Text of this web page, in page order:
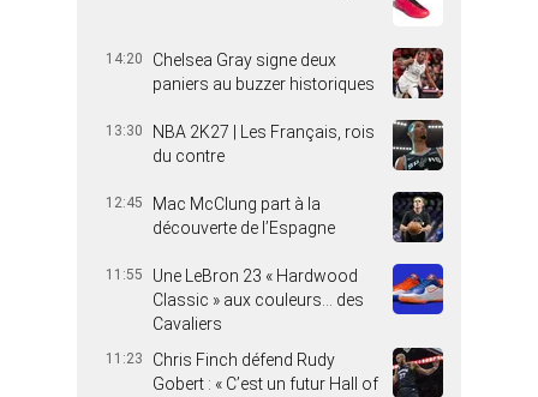
14:20
Chelsea Gray signe deux
paniers au buzzer historiques
13:30
NBA 2K27 | Les Français, rois
du contre
12:45
Mac McClung part à la
découverte de l’Espagne
11:55
Une LeBron 23 « Hardwood
Classic » aux couleurs… des
Cavaliers
11:23
Chris Finch défend Rudy
Gobert : « C’est un futur Hall of